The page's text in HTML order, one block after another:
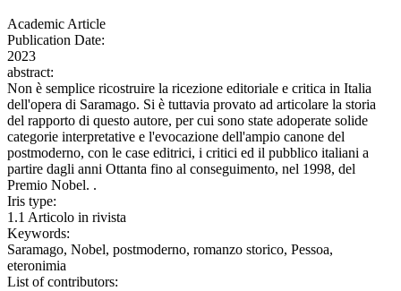
Academic Article
Publication Date:
2023
abstract:
Non è semplice ricostruire la ricezione editoriale e critica in Italia
dell'opera di Saramago. Si è tuttavia provato ad articolare la storia
del rapporto di questo autore, per cui sono state adoperate solide
categorie interpretative e l'evocazione dell'ampio canone del
postmoderno, con le case editrici, i critici ed il pubblico italiani a
partire dagli anni Ottanta fino al conseguimento, nel 1998, del
Premio Nobel. .
Iris type:
1.1 Articolo in rivista
Keywords:
Saramago, Nobel, postmoderno, romanzo storico, Pessoa,
eteronimia
List of contributors: